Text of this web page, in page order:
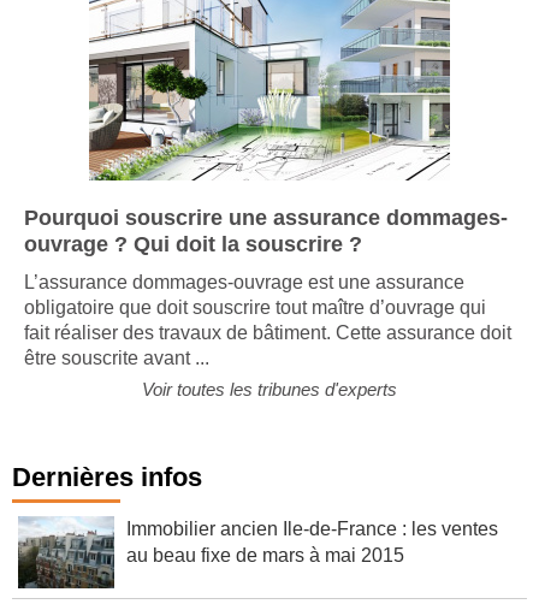
Pourquoi souscrire une assurance dommages-
ouvrage ? Qui doit la souscrire ?
L’assurance dommages-ouvrage est une assurance
obligatoire que doit souscrire tout maître d’ouvrage qui
fait réaliser des travaux de bâtiment. Cette assurance doit
être souscrite avant ...
Voir toutes les tribunes d'experts
Dernières infos
Immobilier ancien Ile-de-France : les ventes
au beau fixe de mars à mai 2015